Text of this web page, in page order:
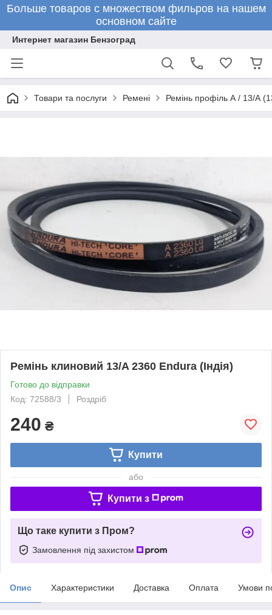
Больше товаров с множеством фильров на нашем
основном сайте
Интернет магазин Бензоград
Товари та послуги Ремені Ремінь профіль А / 13/А
Ремінь клиновий 13/A 2360 Endura (Індія)
Готово до відправки
Код: 72588/3
Роздріб
240 ₴
Купити
або
Купити з
Що таке купити з Пром?
Замовлення під захистом
Опис Характеристики Доставка Оплата Умови